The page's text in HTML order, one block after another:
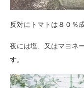
反対にトマトは８０％
夜には塩、又はマヨネ
す。